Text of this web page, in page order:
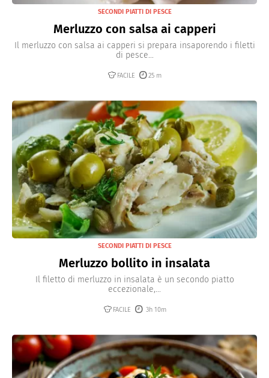
SECONDI PIATTI DI PESCE
Merluzzo con salsa ai capperi
Il merluzzo con salsa ai capperi si prepara insaporendo i filetti
di pesce...
FACILE 25 m
SECONDI PIATTI DI PESCE
Merluzzo bollito in insalata
Il filetto di merluzzo in insalata è un secondo piatto
eccezionale,...
FACILE 3h 10m